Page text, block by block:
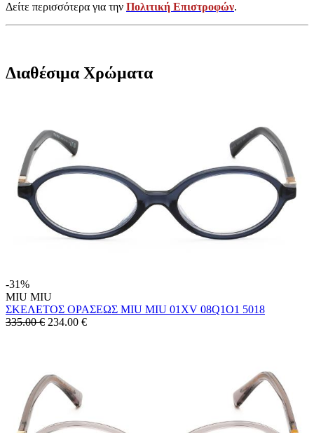
Δείτε περισσότερα για την Πολιτική Επιστροφών.
Διαθέσιμα Χρώματα
-31%
MIU MIU
ΣΚΕΛΕΤΟΣ ΟΡΑΣΕΩΣ MIU MIU 01XV 08Q1O1 5018
335.00 € 234.00 €